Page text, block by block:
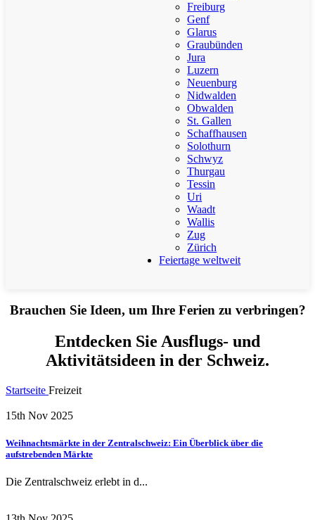
Freiburg
Genf
Glarus
Graubünden
Jura
Luzern
Neuenburg
Nidwalden
Obwalden
St. Gallen
Schaffhausen
Solothurn
Schwyz
Thurgau
Tessin
Uri
Waadt
Wallis
Zug
Zürich
Feiertage weltweit
Brauchen Sie Ideen, um Ihre Ferien zu verbringen?
Entdecken Sie Ausflugs- und
Aktivitätsideen in der Schweiz.
Startseite Freizeit
15th Nov 2025
Weihnachtsmärkte in der Zentralschweiz: Ein Überblick über die
aufstrebenden Märkte
Die Zentralschweiz erlebt in d...